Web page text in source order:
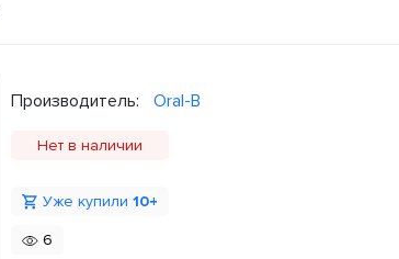
Производитель: Oral-B
Нет в наличии
Уже купили 10+
6